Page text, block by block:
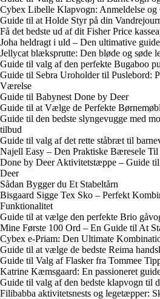
Cybex Libelle Klapvogn: Anmeldelse
Guide til at Holde Styr på din
Få det bedste ud af dit Fisher Price
Joha heldragt i uld – Den ultimative guide
Jellycat blæksprutte: Den bløde og søde
Guide til valg af den perfekte Bugaboo
Guide til Sebra Uroholder til Puslebord:
Værelse
Guide til Babynest Done by Deer
Guide til at Vælge de Perfekte
Guide til den bedste slyngevugge med
tilbud
Guide til valg af det rette ståbræt til
Najell Easy – Den Praktiske Bæresele
Done by Deer Aktivitetstæppe – Guide
Deer
Sådan Bygger du Et Stabeltårn
Bisgaard Sigge Tex Sko – Perfekt
Funktionalitet
Guide til at vælge den perfekte Brio
Mine Første 100 Ord – En Guide til At
Cybex e-Priam: Den Ultimate
Guide til at vælge de bedste Reima
Guide til Valg af Flasker fra Tommee
Katrine Kæmsgaard: En passioneret
Guide til valg af den bedste klapvogn til
Filibabba aktivitetsnests og legetæpper: